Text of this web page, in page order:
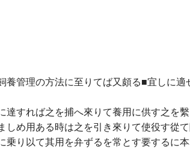
管理の方法に至りてば又頗る■宜しに
すれば之を捕へ來りて養用に供す之を
め用ある時は之を引き來りて使役す從
り以て其用を弁ずるを常とす要するに